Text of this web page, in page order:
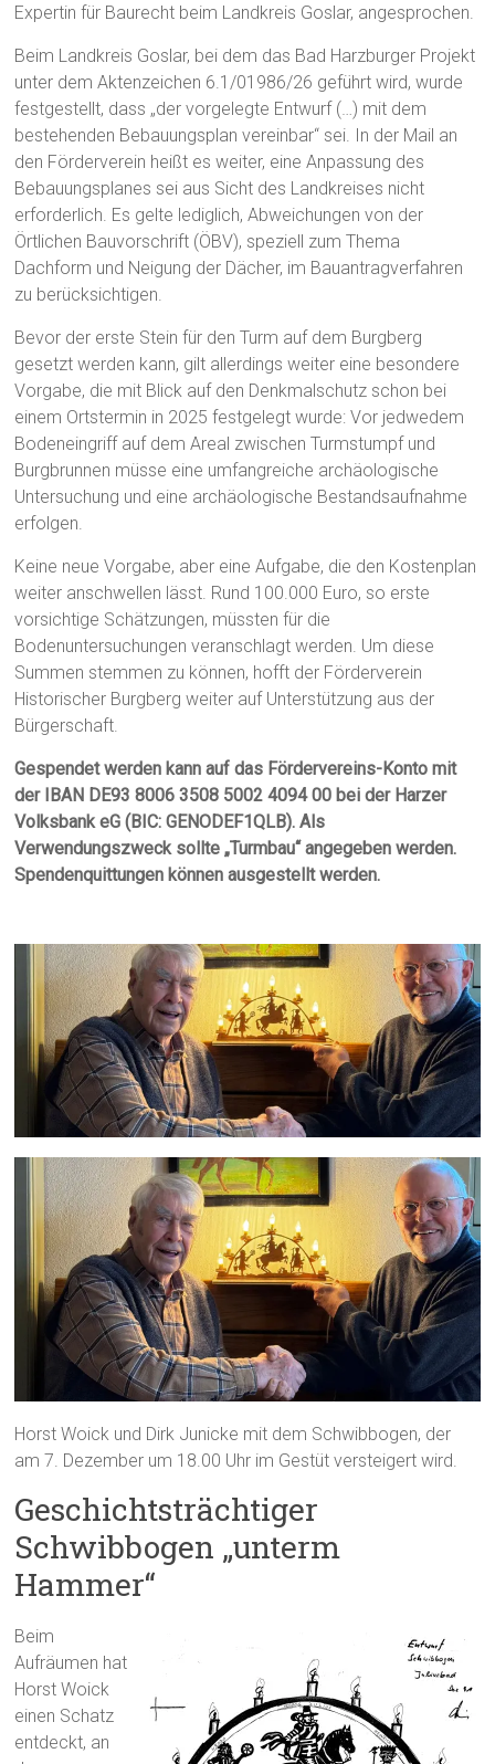
Expertin für Baurecht beim Landkreis Goslar, angesprochen.
Beim Landkreis Goslar, bei dem das Bad Harzburger Projekt
unter dem Aktenzeichen 6.1/01986/26 geführt wird, wurde
festgestellt, dass „der vorgelegte Entwurf (…) mit dem
bestehenden Bebauungsplan vereinbar“ sei. In der Mail an
den Förderverein heißt es weiter, eine Anpassung des
Bebauungsplanes sei aus Sicht des Landkreises nicht
erforderlich. Es gelte lediglich, Abweichungen von der
Örtlichen Bauvorschrift (ÖBV), speziell zum Thema
Dachform und Neigung der Dächer, im Bauantragverfahren
zu berücksichtigen.
Bevor der erste Stein für den Turm auf dem Burgberg
gesetzt werden kann, gilt allerdings weiter eine besondere
Vorgabe, die mit Blick auf den Denkmalschutz schon bei
einem Ortstermin in 2025 festgelegt wurde: Vor jedwedem
Bodeneingriff auf dem Areal zwischen Turmstumpf und
Burgbrunnen müsse eine umfangreiche archäologische
Untersuchung und eine archäologische Bestandsaufnahme
erfolgen.
Keine neue Vorgabe, aber eine Aufgabe, die den Kostenplan
weiter anschwellen lässt. Rund 100.000 Euro, so erste
vorsichtige Schätzungen, müssten für die
Bodenuntersuchungen veranschlagt werden. Um diese
Summen stemmen zu können, hofft der Förderverein
Historischer Burgberg weiter auf Unterstützung aus der
Bürgerschaft.
Gespendet werden kann auf das Fördervereins-Konto mit
der IBAN DE93 8006 3508 5002 4094 00 bei der Harzer
Volksbank eG (BIC: GENODEF1QLB). Als
Verwendungszweck sollte „Turmbau“ angegeben werden.
Spendenquittungen können ausgestellt werden.
Horst Woick und Dirk Junicke mit dem Schwibbogen, der
am 7. Dezember um 18.00 Uhr im Gestüt versteigert wird.
Geschichtsträchtiger
Schwibbogen „unterm
Hammer“
Beim
Aufräumen hat
Horst Woick
einen Schatz
entdeckt, an